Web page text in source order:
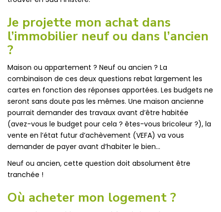
Je projette mon achat dans
l’immobilier neuf ou dans l’ancien
?
Maison ou appartement ? Neuf ou ancien ? La
combinaison de ces deux questions rebat largement les
cartes en fonction des réponses apportées. Les budgets ne
seront sans doute pas les mêmes. Une maison ancienne
pourrait demander des travaux avant d’être habitée
(avez-vous le budget pour cela ? êtes-vous bricoleur ?), la
vente en l’état futur d’achèvement (VEFA) va vous
demander de payer avant d’habiter le bien…
Neuf ou ancien, cette question doit absolument être
tranchée !
Où acheter mon logement ?